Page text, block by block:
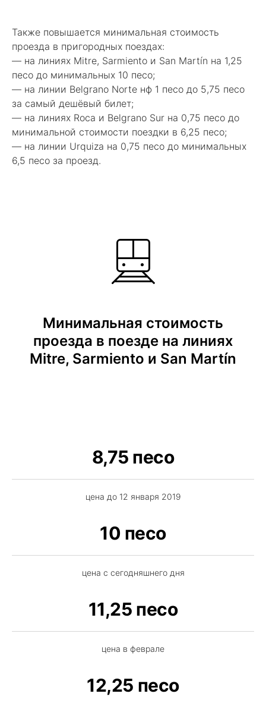
Также повышается минимальная стоимость
проезда в пригородных поездах:
— на линиях Mitre, Sarmiento и San Martín на 1,25
песо до минимальных 10 песо;
— на линии Belgrano Norte нф 1 песо до 5,75 песо
за самый дешёвый билет;
— на линиях Roca и Belgrano Sur на 0,75 песо до
минимальной стоимости поездки в 6,25 песо;
— на линии Urquiza на 0,75 песо до минимальных
6,5 песо за проезд.
Минимальная стоимость
проезда в поезде на линиях
Mitre, Sarmiento и San Martín
8,75 песо
цена до 12 января 2019
10 песо
цена с сегодняшнего дня
11,25 песо
цена в феврале
12,25 песо